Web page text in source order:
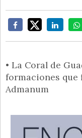
• La Coral de
formaciones que
Admanum